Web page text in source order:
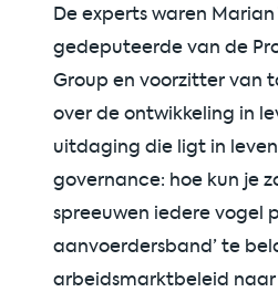
De experts waren
gedeputeerde van de
Group en voorzitter van
over de ontwikkeling in
uitdaging die ligt in
governance: hoe kun je
spreeuwen iedere vogel
aanvoerdersband’ te
arbeidsmarktbeleid